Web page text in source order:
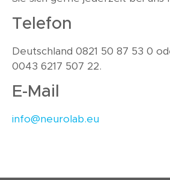
Telefon
Deutschland 0821 50 87 53 0
0043 6217 507 22.
E-Mail
info@neurolab.eu